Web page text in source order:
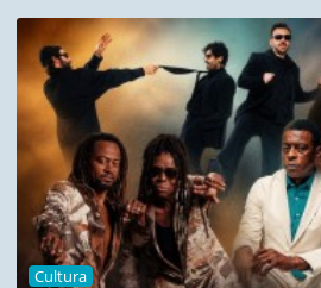
Cultura